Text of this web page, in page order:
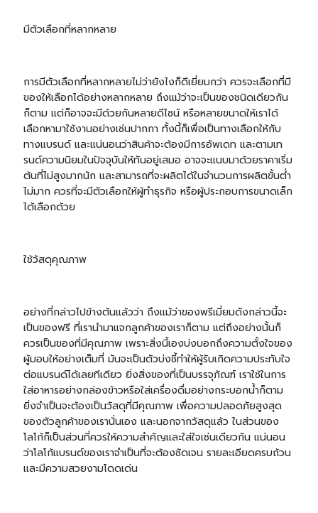
มีตัวเลือกที่หลากหลาย
การมีตัวเลือกที่หลากหลายไม่ว่ายังไงก็ดีเยี่ยมกว่า ควรจะเลือกที่มี
ของให้เลือกได้อย่างหลากหลาย ถึงแม้ว่าจะเป็นของชนิดเดียวกัน
ก็ตาม แต่ก็อาจจะมีด้วยกันหลายดีไซน์ หรือหลายขนาดให้เราได้
เลือกหามาใช้งานอย่างเช่นปากกาทั้งนี้ก็เพื่อเป็นทางเลือกให้กับ
ทางแบรนด์ และแน่นอนว่าสินค้าจะต้องมีการอัพเดท และตามเท
รนด์ความนิยมในปัจจุบันให้ทันอยู่เสมอ อาจจะแนบมาด้วยราคาเริ่ม
ต้นที่ไม่สูงมากนัก และสามารถที่จะผลิตได้ในจำนวนการผลิตขั้นต่ำ
ไม่มาก ควรที่จะมีตัวเลือกให้ผู้ทำธุรกิจ หรือผู้ประกอบการขนาดเล็ก
ได้เลือกด้วย
ใช้วัสดุคุณภาพ
อย่างที่กล่าวไปข้างต้นแล้วว่า ถึงแม้ว่าของพรีเมี่ยมดังกล่าวนี้จะ
เป็นของฟรี ที่เรานำมาแจกลูกค้าของเราก็ตาม แต่ถึงอย่างนั้นก็
ควรเป็นของที่มีคุณภาพ เพราะสิ่งนี้เองบ่งบอกถึงความตั้งใจของ
ผู้มอบให้อย่างเต็มที่ มันจะเป็นตัวบ่งชี้ทำให้ผู้รับเกิดความประทับใจ
ต่อแบรนด์ได้เลยทีเดียว ยิ่งสิ่งของที่เป็นบรรจุภัณฑ์ เราใช้ในการ
ใส่อาหารอย่างกล่องข้าวหรือใส่เครื่องดื่มอย่างกระบอกน้ำก็ตาม
ยิ่งจำเป็นจะต้องเป็นวัสดุที่มีคุณภาพ เพื่อความปลอดภัยสูงสุด
ของตัวลูกค้าของเรานั่นเอง และนอกจากวัสดุแล้ว ในส่วนของ
โลโก้ก็เป็นส่วนที่ควรให้ความสำคัญและใส่ใจเช่นเดียวกัน แน่นอน
ว่าโลโก้แบรนด์ของเราจำเป็นที่จะต้องชัดเจน รายละเอียดครบถ้วน
เเละมีความสวยงามโดดเด่น